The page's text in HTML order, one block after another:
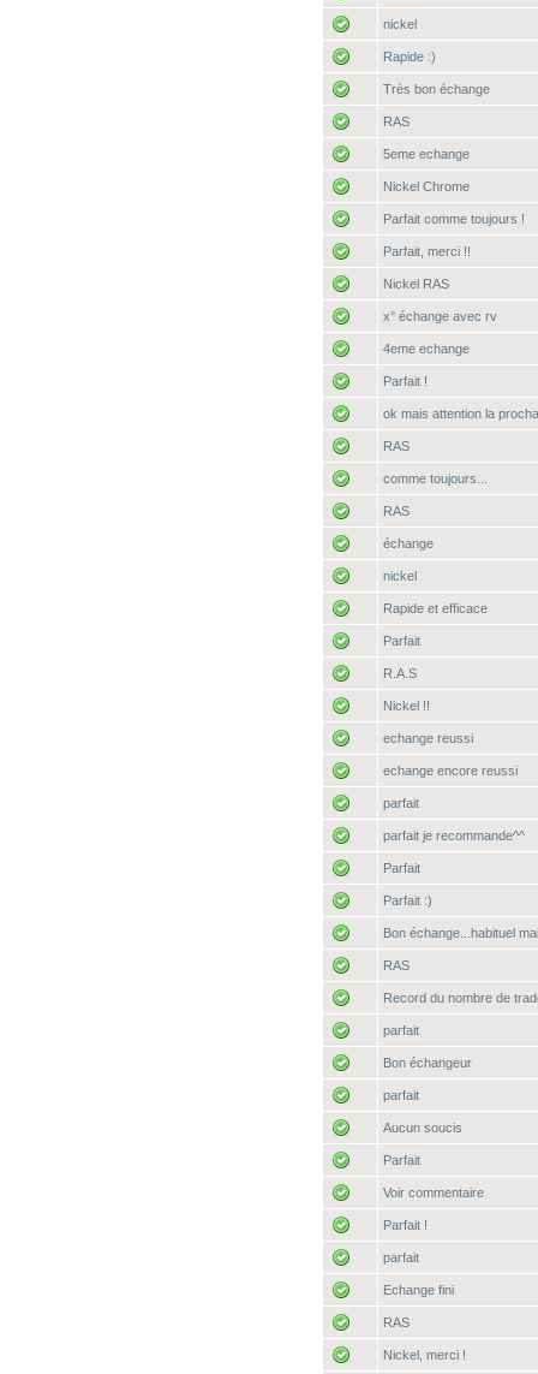
nickel
Rapide :)
Très bon échange
RAS
5eme echange
Nickel Chrome
Parfait comme toujours !
Parfait, merci !!
Nickel RAS
x° échange avec rv
4eme echange
Parfait !
ok mais attention la
RAS
comme toujours...
RAS
échange
nickel
Rapide et efficace
Parfait
R.A.S
Nickel !!
echange reussi
echange encore reussi
parfait
parfait je recommande^^
Parfait
Parfait :)
Bon échange...habituel
RAS
Record du nombre de
parfait
Bon échangeur
parfait
Aucun soucis
Parfait
Voir commentaire
Parfait !
parfait
Echange fini
RAS
Nickel, merci !